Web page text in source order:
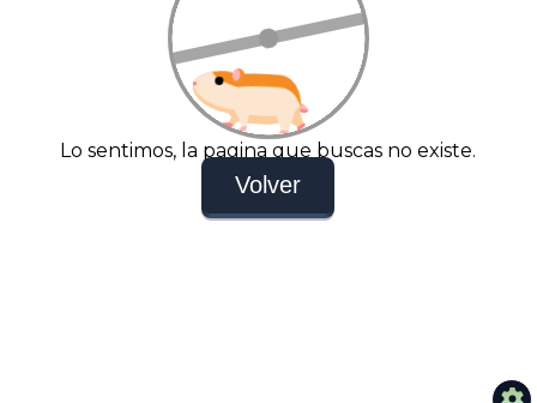
Lo sentimos, la pagina que buscas no existe.
Volver